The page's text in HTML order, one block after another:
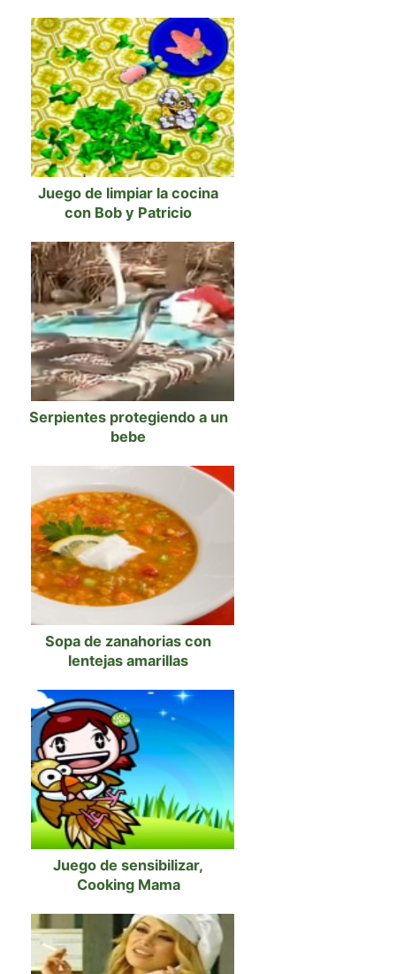
Juego de limpiar la cocina
con Bob y Patricio
Serpientes protegiendo a un
bebe
Sopa de zanahorias con
lentejas amarillas
Juego de sensibilizar,
Cooking Mama